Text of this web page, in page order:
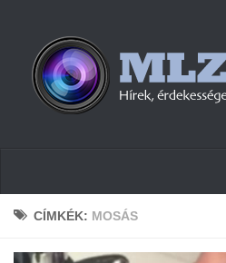
HírekCÍMKÉK: MOSÁS